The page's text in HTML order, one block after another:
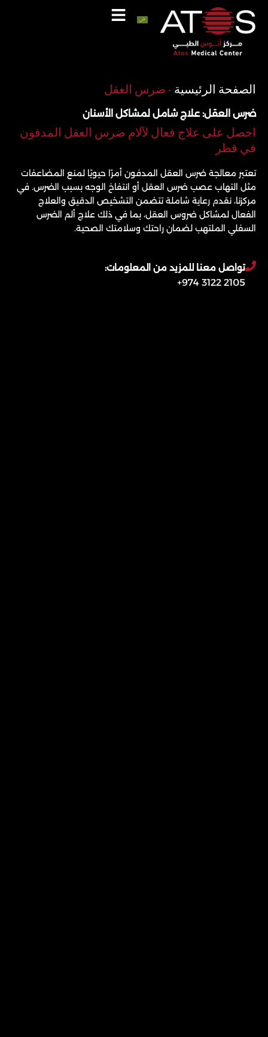
المحتوى
الصفحة الرئيسية-ضرس العقل
ضرس العقل: علاج شامل لمشاكل الأسنان
احصل على علاج فعال لآلام ضرس العقل المدفون
في قطر
تعتبر معالجة ضرس العقل المدفون أمرًا حيويًا لمنع المضاعفات
مثل التهاب عصب ضرس العقل أو انتفاخ الوجه بسبب الضرس. في
مركزنا، نقدم رعاية شاملة تتضمن التشخيص الدقيق والعلاج
الفعال لمشاكل ضروس العقل، بما في ذلك علاج ألم الضرس
السفلي الملتهب لضمان راحتك وسلامتك الصحية.
تواصل معنا للمزيد من المعلومات:
2105 3122 974+